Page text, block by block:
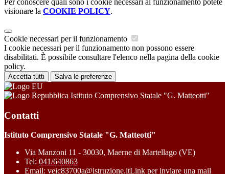
Per conoscere quali sono i cookie necessari al funzionamento potete
visionare la COOKIE POLICY.
Cookie necessari per il funzionamento
I cookie necessari per il funzionamento non possono essere
disabilitati. È possibile consultare l'elenco nella pagina della cookie
policy.
Accetta tutti Salva le preferenze
Istituto Comprensivo Statale "G. Matteotti"
Contatti
Istituto Comprensivo Statale "G. Matteotti"
Via Manzoni 11 - 30030, Maerne di Martellago (VE)
Tel: 041/640863
Email: veic83700a@istruzione.itLink per inviare una mail